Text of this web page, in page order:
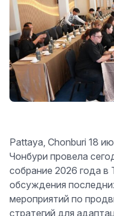
Pattaya, Chonburi 18
Чонбури провела
собрание 2026 года в
обсуждения
мероприятий по
стратегий для